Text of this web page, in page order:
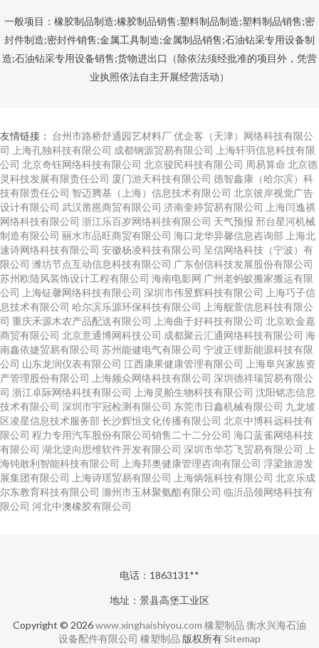
一般项目：橡胶制品制造;橡胶制品销售;塑料制品制造;塑料制品销售;密
封件制造;密封件销售;金属工具制造;金属制品销售;石油钻采专用设备制
造;石油钻采专用设备销售;货物进出口（除依法须经批准的项目外，凭营
业执照依法自主开展经营活动）
友情链接： 台州市路桥舒通园艺材料厂优企客（天津）网络科技有限公
司
上海孔独科技有限公司 成都钢源贸易有限公司
上海轩羽信息科技有限
公司 北京奇钰网络科技有限公司 北京骏民科技有限公司 周易算命 北京德
灵科技发展有限责任公司 厦门游天科技有限公司 德智鑫康（哈尔滨）科
技有限责任公司 智迈腾基（上海）信息技术有限公司 北京彼岸视觉广告
设计有限公司 武汉凿邕商贸有限公司 济南奎婷贸易有限公司
上海闫逸祺
网络科技有限公司 浙江乐百岁网络科技有限公司 天气预报 邢台星河机械
制造有限公司 丽水市品旺商贸有限公司 海口龙华异馨信息咨询部 上海北
速诗网络科技有限公司 安徽杨凌科技有限公司 呈信网络科技（宁波）有
限公司 潍坊节点互动信息科技有限公司 广东创信科技发展股份有限公司
苏州欧陆风装饰设计工程有限公司 海南电影网 广州老蚂蚁搬家搬运有限
公司
上海钲馨网络科技有限公司 深圳市伟昱辉科技有限公司
上海巧子信
息技术有限公司 哈尔滨乐源环保科技有限公司
上海舰萱信息科技有限公
司 重庆禾源木农产品配送有限公司 上海曲于好科技有限公司 北京欧金嘉
商贸有限公司 北京意通博网科技公司 成都聚云汇通网络科技有限公司 海
南鑫依婕贸易有限公司 苏州能健电气有限公司 宁波正锂新能源科技有限
公司 山东龙润仪表有限公司 江西康果健康管理有限公司
上海阜兴家族资
产管理股份有限公司
上海频众网络科技有限公司 深圳德祥瑞贸易有限公
司 浙江卓际网络科技有限公司 上海灵舶生物科技有限公司 沈阳铭志信息
技术有限公司 深圳市宇冠检测有限公司 东莞市日鑫机械有限公司 九龙坡
区凌星信息技术服务部 长沙辉恒文化传播有限公司 北京中博科远科技有
限公司 程力专用汽车股份有限公司销售二十二分公司 海口蓝雀网络科技
有限公司 湖北逆向思维软件开发有限公司 深圳市华芯飞贸易有限公司
上
海钝敢利智能科技有限公司
上海邦奥健康管理咨询有限公司 浮梁旅游发
展集团有限公司
上海诗瑶贸易有限公司 上海炳瓴科技有限公司 北京乐成
尔东教育科技有限公司 滁州市玉林聚氨酯有限公司 临沂品领网络科技有
限公司 河北中澳橡胶有限公司
电话：1863131**
地址：景县高堡工业区
Copyright © 2026www.xinghaishiyou.com 橡塑制品 衡水兴海石油
设备配件有限公司 橡塑制品 版权所有Sitemap